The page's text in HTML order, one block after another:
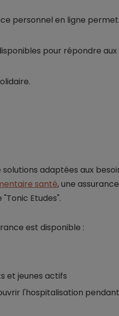
personnel en ligne
pour répondre aux
solutions adaptées aux
santé, une
Etudes".
est disponible :
et jeunes actifs
l'hospitalisation